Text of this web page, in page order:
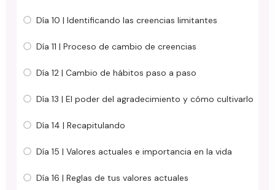
Día 10 | Identificando las creencias limitantes
Día 11 | Proceso de cambio de creencias
Día 12 | Cambio de hábitos paso a paso
Día 13 | El poder del agradecimiento y cómo cultivarlo
Día 14 | Recapitulando
Día 15 | Valores actuales e importancia en la vida
Día 16 | Reglas de tus valores actuales